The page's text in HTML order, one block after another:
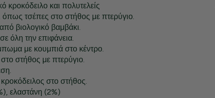
κροκόδειλο και πολυτελείς
όπως τσέπες στο στήθος με πτερύγιο.
βιολογικό βαμβάκι.
όλη την επιφάνεια.
με κουμπιά στο κέντρο.
στήθος με πτερύγιο.
στο στήθος.
ελαστάνη (2%)